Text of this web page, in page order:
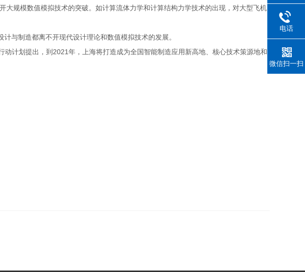
规模数值模拟技术的突破。如计算流体力学和计算结构力学技术的出现，对大型飞机
与制造都离不开现代设计理论和数值模拟技术的发展。
计划提出，到2021年，上海将打造成为全国智能制造应用新高地、核心技术策源地和
电话
微信扫一扫